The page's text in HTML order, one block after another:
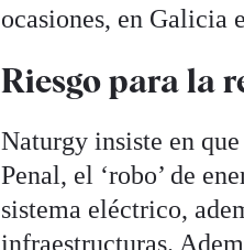
ocasiones, en Galicia
Riesgo para la
Naturgy insiste en
Penal, el ‘robo’ de
sistema eléctrico,
infraestructuras.